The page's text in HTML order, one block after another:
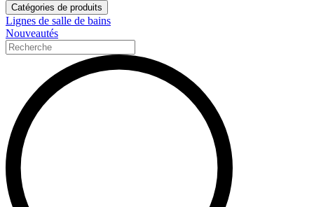
Catégories de produits
Lignes de salle de bains
Nouveautés